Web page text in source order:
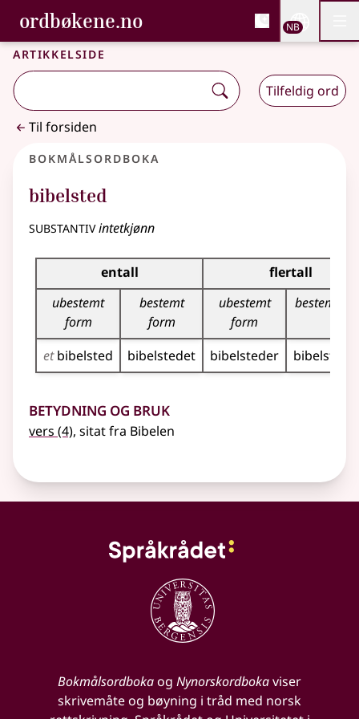
Gå til hovedinnhold
Tilgjengelighet
ordbøkene.no, Bokmålsordboka og
Bokmålsordboka og Nynorskordboka
NB
Artikkelside
Tilfeldig ord
Til forsiden
Bokmålsordboka
bibelsted
substantivintetkjønn
Bøyingstabell for dette substantivet
entall
flertall
ubestemt
form
bestemt
form
ubestemt
form
bestemt
etbibelsted bibelstedet bibelsteder
Betydning og bruk
vers (4), sitat fra Bibelen
Bokmålsordbokaog Nynorskordbokaviser
skrivemåte og bøyning i tråd med norsk